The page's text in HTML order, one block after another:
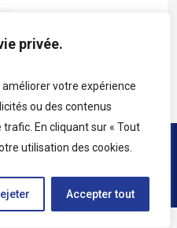
privée.
améliorer votre expérience
ou des contenus
En cliquant sur « Tout
utilisation des cookies.
Accepter tout
reserved • Katag